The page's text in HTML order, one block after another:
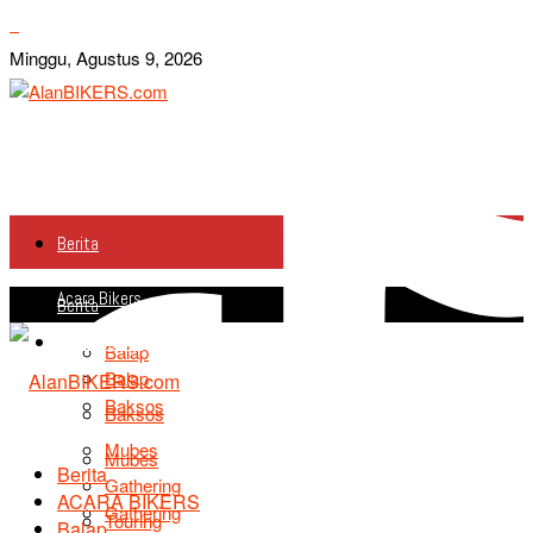
Minggu, Agustus 9, 2026
Berita
Acara Bikers
Balap
Baksos
Mubes
Gathering
Berita
Acara Bikers
Balap
Baksos
Mubes
Gathering
Touring
Berita
ACARA BIKERS